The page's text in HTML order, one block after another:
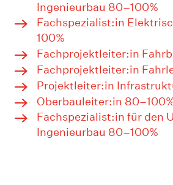
Ingenieurbau 80–100%
Fachspezialist:in
100%
Fachprojektleiter:in
Fachprojektleiter:in
Projektleiter:in
Oberbauleiter:in
Fachspezialist:in für den
Ingenieurbau 80–100%